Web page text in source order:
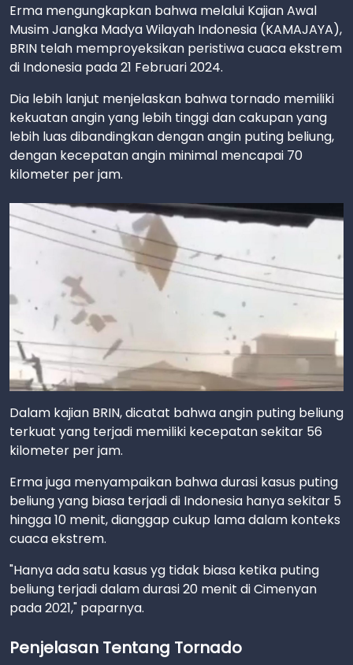
Erma mengungkapkan bahwa melalui Kajian Awal
Musim Jangka Madya Wilayah Indonesia (KAMAJAYA),
BRIN telah memproyeksikan peristiwa cuaca ekstrem
di Indonesia pada 21 Februari 2024.
Dia lebih lanjut menjelaskan bahwa tornado memiliki
kekuatan angin yang lebih tinggi dan cakupan yang
lebih luas dibandingkan dengan angin puting beliung,
dengan kecepatan angin minimal mencapai 70
kilometer per jam.
Dalam kajian BRIN, dicatat bahwa angin puting beliung
terkuat yang terjadi memiliki kecepatan sekitar 56
kilometer per jam.
Erma juga menyampaikan bahwa durasi kasus puting
beliung yang biasa terjadi di Indonesia hanya sekitar 5
hingga 10 menit, dianggap cukup lama dalam konteks
cuaca ekstrem.
"Hanya ada satu kasus yg tidak biasa ketika puting
beliung terjadi dalam durasi 20 menit di Cimenyan
pada 2021," paparnya.
Penjelasan Tentang Tornado